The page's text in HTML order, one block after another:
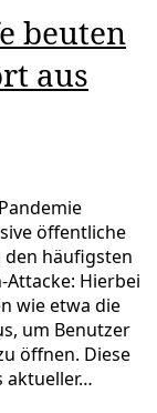
beuten
aus
öffentliche
häufigsten
Hierbei
wie etwa die
um Benutzer
öffnen. Diese
aktueller…